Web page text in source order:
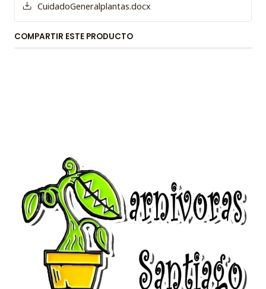
CuidadoGeneralplantas.docx
COMPARTIR ESTE PRODUCTO